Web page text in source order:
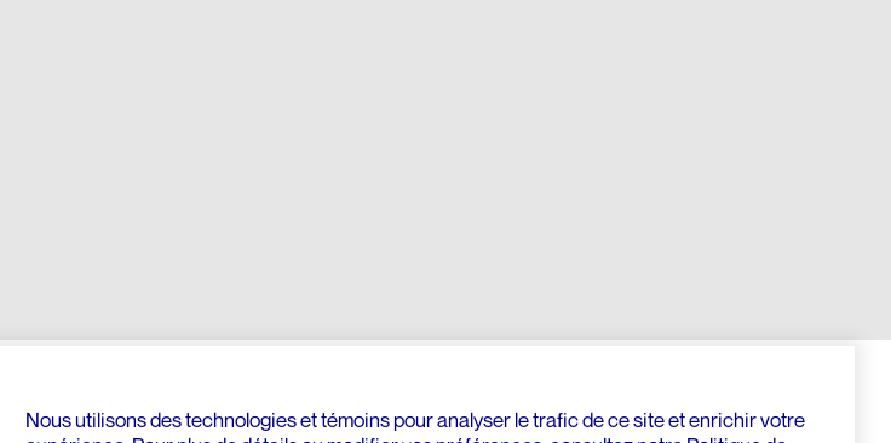
Nous utilisons des technologies et témoins pour analyser le trafic de ce site et enrichir votre
Contact Donnez